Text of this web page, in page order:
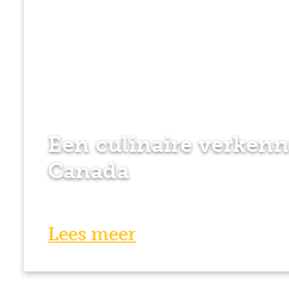
Een culinaire
Canada
Lees meer